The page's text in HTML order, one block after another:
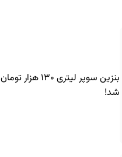
بنزین سوپر لیتری ۱۳۰ هزار تومان
شد!